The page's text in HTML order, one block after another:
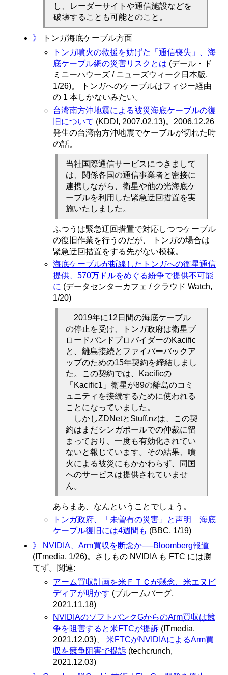
し、レーダーサイトや通信施設などを
破壊することも可能とのこと。
》
トンガ海底ケーブル方面
トンガ噴火の救援を妨げた「通信喪失」、海
底ケーブル網の災害リスクとは (デール・ド
ミニーハウーズ / ニューズウィーク日本版,
1/26)。 トンガへのケーブルはフィジー経由
の 1 本しかないみたい。
台湾南方沖地震による被災海底ケーブルの復
旧について (KDDI, 2007.02.13)。2006.12.26
発生の台湾南方沖地震でケーブルが切れた時
の話。
当社国際通信サービスにつきまして
は、関係各国の通信事業者と密接に
連携しながら、衛星や他の光海底ケ
ーブルを利用した緊急迂回措置を実
施いたしました。
ふつうは緊急迂回措置で対応しつつケーブル
の復旧作業を行うのだが、 トンガの場合は
緊急迂回措置をする先がない模様。
海底ケーブルが断線したトンガへの衛星通信
提供、570万ドルをめぐる紛争で提供不可能
に (データセンターカフェ / クラウド Watch,
1/20)
2019年に12日間の海底ケーブル
の停止を受け、トンガ政府は衛星ブ
ロードバンドプロバイダーのKacific
と、離島接続とファイバーバックア
ップのための15年契約を締結しまし
た。この契約では、Kacificの
「Kacific1」衛星が89の離島のコミ
ュニティを接続するために使われる
ことになっていました。
しかしZDNetとStuff.nzは、この契
約はまだシンガポールでの仲裁に留
まっており、一度も有効化されてい
ないと報じています。その結果、噴
火による被災にもかかわらず、同国
へのサービスは提供されていませ
ん。
あらまあ、なんということでしょう。
トンガ政府、「未曽有の災害」と声明 海底
ケーブル復旧には4週間も (BBC, 1/19)
》
NVIDIA、Arm買収を断念か──Bloomberg報道
(ITmedia, 1/26)。さしもの NVIDIA も FTC には勝
てず。関連:
アーム買収計画を米ＦＴＣが懸念、米エヌビ
ディアが明かす (ブルームバーグ,
2021.11.18)
NVIDIAのソフトバンクGからのArm買収は競
争を阻害すると米FTCが提訴 (ITmedia,
2021.12.03)、 米FTCがNVIDIAによるArm買
収を競争阻害で提訴 (techcrunch,
2021.12.03)